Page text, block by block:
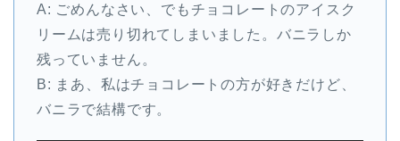
A: ごめんなさい、でもチョコレートのアイスク
リームは売り切れてしまいました。バニラしか
残っていません。
B: まあ、私はチョコレートの方が好きだけど、
バニラで結構です。